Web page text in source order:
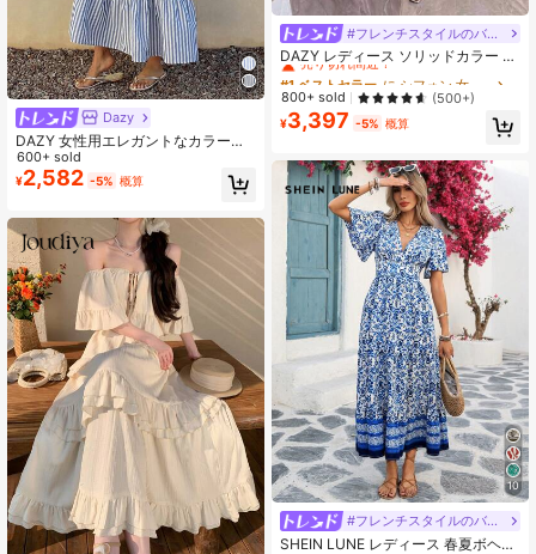
Dazy
DAZY 女性用エレガントなカラーブ
ロック ストライプ ラウンドネック
ノースリーブ ドレス、夏のウェディ
ングゲストドレス レディース サマー
600+ sold
¥2,582 -5% 概算
#フレンチスタイルのバケーションドレス
DAZY レディース ソリッドカラー ホ
ルターネック フリルトリム Aライン
ドレス、誕生日、新年イブ、夏のサ
ンドレス、プロムドレス、エレガン
トな女性ドレス、マキシドレス
#1 ベストセラー
に シフォン 女性のドレス
売り切れ間近！
#1 ベストセラー
売り切れ間近！
#1 ベストセラー
売り切れ間近！
#1 ベストセラー
800+ sold (500+)
¥3,397 -5% 概算
10
#フレンチスタイルのバケーションドレス
SHEIN LUNE レディース 春夏ボヘミ